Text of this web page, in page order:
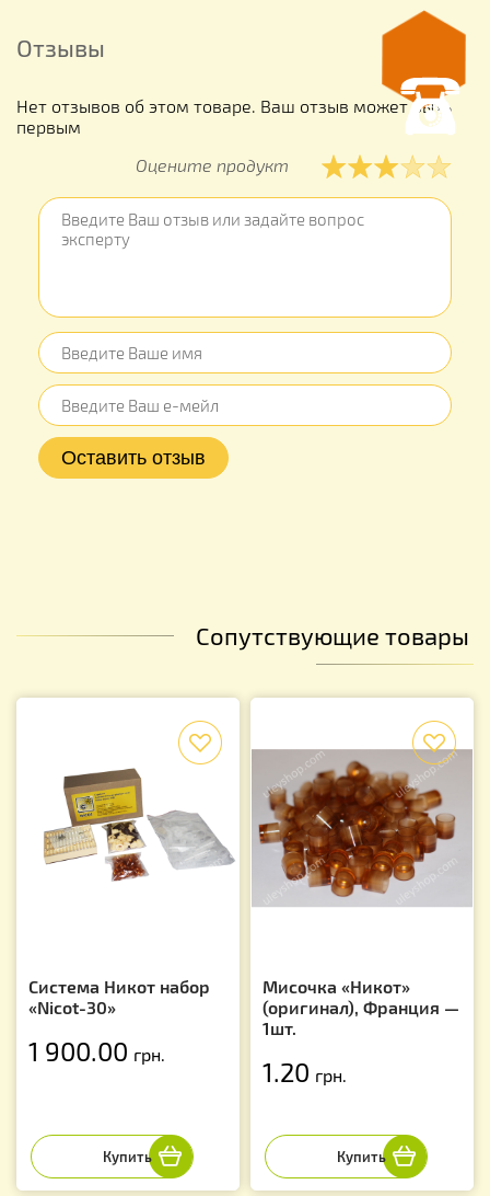
Отзывы
Нет отзывов об этом товаре. Ваш отзыв может быть
первым
Оцените продукт
Сопутствующие товары
Система Никот набор
«Nicot-30»
1 900.00 грн.
Мисочка «Никот»
(оригинал), Франция —
1шт.
1.20 грн.